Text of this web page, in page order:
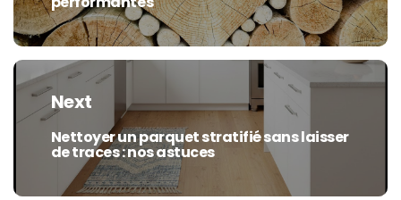
post:
Next
Next
post:
Nettoyer un parquet stratifié sans laisser
de traces : nos astuces